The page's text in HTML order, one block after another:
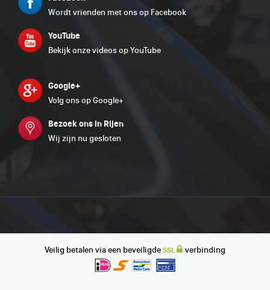
Wordt vrienden met ons op Facebook
YouTube
Bekijk onze videos op YouTube
Google+
Volg ons op Google+
Bezoek ons in Rijen
Wij zijn nu gesloten
Veilig betalen via een beveiligde SSL verbinding